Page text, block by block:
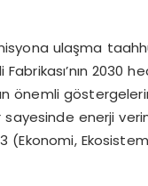
ulaşma
Fabrikası’nın
önemli
enerji